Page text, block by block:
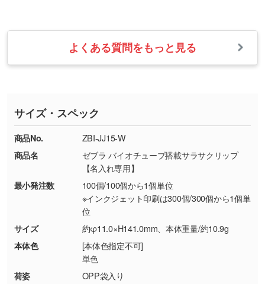
・1色印刷でグラデーションや濃淡を表現した
い
す。→詳しく見る
・コーポレートカラーを使って印刷したい／印
刷色にこだわりがある
DIC・PANTONEなどのカラーチップの指定や、
現物支給による色指定も承っております。→
・背景がある画像からキャラクター部分だけを
使いたいです
シンプルな背景のデータや、使いたいキャラク
ター部分の輪郭がはっきりしているデータは切
また、お選びいただいた印刷色が本体色に合わ
ない場合や仕上がりに影響しそうな場合は、ス
タッフから別の色をご案内することもございま
・お届け時に商品が損傷・故障している場合
・ご注文と異なる商品が届いた場合
・印刷不良があった場合
※詳しくは「商品の良品基準について
ください。
【返品・交換ができない場合】
・お客様の元で商品を加工された場合、または
商品が破損した場合
・商品到着後7日以上経過している場合
・お客様のご都合による返品・交換依頼(商
品・色・数量などの注文間違い等)
業日以内に担当スタッフよりメールにてご連絡
いたします。
お急ぎの場合はお電話でのご質問も受け付けて
TEL：0422-29-9911 営業時間10:00～
18:00(土日祝日除く)
お問い合わせフォームはこちら
よくある質問をもっと見る
サイズ・スペック
商品No.
ZBI-JJ15-W
商品名
ゼブラ バイオチューブ搭載サラサクリップ
【名入れ専用】
最小発注数
100個/100個から1個単位
※インクジェット印刷は300個/300個から1個単
位
サイズ
約φ11.0×H141.0mm、本体重量/約10.9g
本体色
[本体色指定不可]
単色
荷姿
OPP袋入り